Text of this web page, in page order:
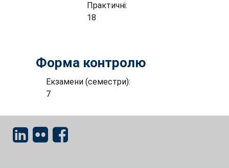
Практичні:
18
Форма контролю
Екзамени (семестри):
7